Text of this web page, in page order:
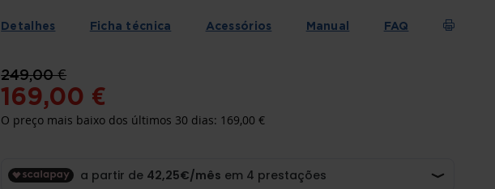
Detalhes Ficha técnica Acessórios Manual FAQ
169,00 €
249,00 €
O preço mais baixo dos últimos 30 dias: 169,00 €